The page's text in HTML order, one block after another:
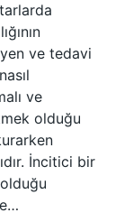
ve tedavi
ve
olduğu
İncitici bir